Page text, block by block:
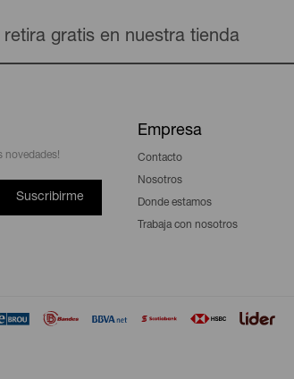
gratis en nuestra tienda
novedades!
Suscribirme
Empresa
Contacto
Nosotros
Donde estamos
Trabaja con nosotros